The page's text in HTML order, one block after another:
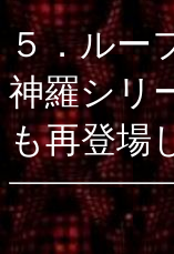
５．ルー
神羅シリ
も再登場